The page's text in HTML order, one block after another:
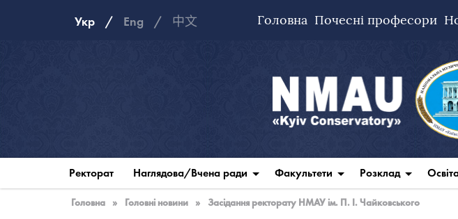
Укр Eng 中文 Головна Почесні професори
Ректорат Наглядова/Вчена ради Факультети Розклад
Головна » Головні новини » Засідання ректорату НМАУ ім. П. І. Чайковського